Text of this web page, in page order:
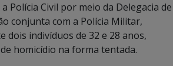
Polícia Civil por meio da Delegacia de
conjunta com a Polícia Militar,
dois indivíduos de 32 e 28 anos,
homicídio na forma tentada.